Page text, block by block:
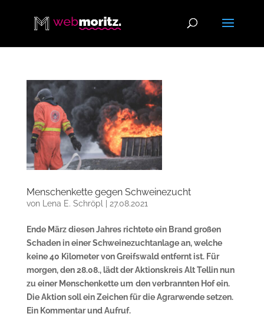
Menschenkette gegen Schweinezucht
von Lena E. Schröpl| 27.08.2021
Ende März diesen Jahres richtete ein Brand großen
Schaden in einer Schweinezuchtanlage an, welche
keine 40 Kilometer von Greifswald entfernt ist. Für
morgen, den 28.08., lädt der Aktionskreis Alt Tellin nun
zu einer Menschenkette um den verbrannten Hof ein.
Die Aktion soll ein Zeichen für die Agrarwende setzen.
Ein Kommentar und Aufruf.